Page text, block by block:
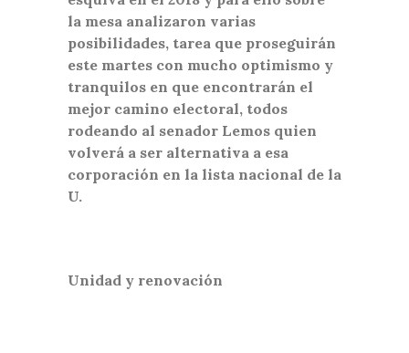
la mesa analizaron varias
posibilidades, tarea que proseguirán
este martes con mucho optimismo y
tranquilos en que encontrarán el
mejor camino electoral, todos
rodeando al senador Lemos quien
volverá a ser alternativa a esa
corporación en la lista nacional de la
U.
Unidad y renovación